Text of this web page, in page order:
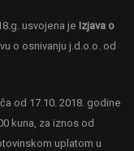
usvojena je Izjava o
o osnivanju j.d.o.o. od
od 17.10. 2018. godine
kuna, za iznos od
uplatom u